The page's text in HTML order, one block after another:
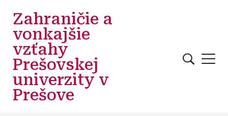
Zahraničie a
vonkajšie
vzťahy
Prešovskej
univerzity v
Prešove